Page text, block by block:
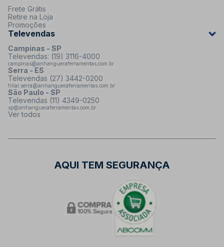
Frete Grátis
Retire na Loja
Promoções
Televendas
Campinas - SP
Televendas: (19) 3116-4000
campinas@anhangueraferramentas.com.br
Serra - ES
Televendas (27) 3442-0200
filial.serra@anhangueraferramentas.com.br
São Paulo - SP
Televendas (11) 4349-0250
sp@anhangueraferramentas.com.br
Ver todos
AQUI TEM SEGURANÇA